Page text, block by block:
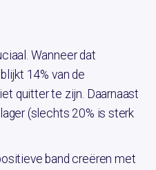
Wanneer dat
14% van de
quitter te zijn. Daarnaast
(slechts 20% is sterk
band creëren met